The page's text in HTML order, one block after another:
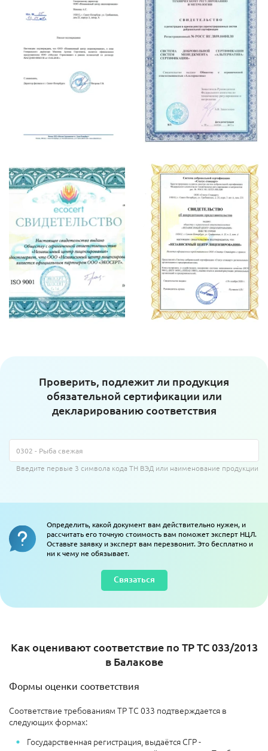
Проверить, подлежит ли продукция
обязательной сертификации или
декларированию соответствия
Введите первые 3 символа кода ТН ВЭД или наименование продукции
Определить, какой документ вам действительно нужен, и
рассчитать его точную стоимость вам поможет эксперт НЦЛ.
Оставьте заявку и эксперт вам перезвонит. Это бесплатно и
ни к чему не обязывает.
Связаться
Как оценивают соответствие по ТР ТС 033/2013
в Балакове
Формы оценки соответствия
Соответствие требованиям ТР ТС 033 подтверждается в
следующих формах:
Государственная регистрация, выдаётся СГР -